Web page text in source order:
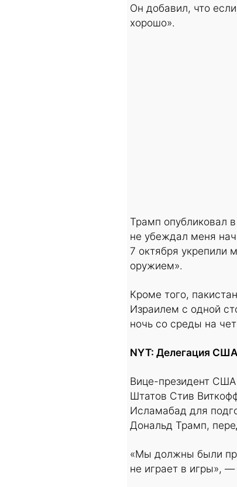
Он добавил, что
хорошо».
Трамп опубликовал
не убеждал меня
7 октября укрепили
оружием».
Кроме того,
Израилем с одной
ночь со среды на
NYT: Делегация
Вице-президент
Штатов Стив
Исламабад для
Дональд Трамп,
«Мы должны были
не играет в игры»,